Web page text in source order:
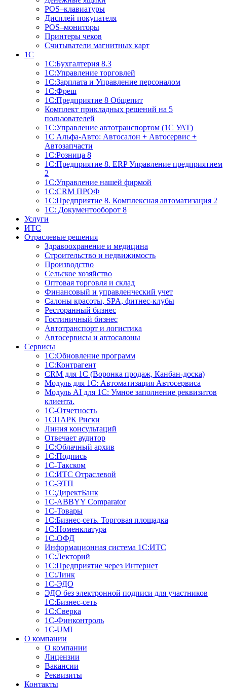
POS–клавиатуры
Дисплей покупателя
POS–мониторы
Принтеры чеков
Считыватели магнитных карт
1С
1С:Бухгалтерия 8.3
1С:Управление торговлей
1С:Зарплата и Управление персоналом
1С:Фреш
1С:Предприятие 8 Общепит
Комплект прикладных решений на 5
пользователей
1С:Управление автотранспортом (1С УАТ)
1С Альфа-Авто: Автосалон + Автосервис +
Автозапчасти
1С:Розница 8
1С:Предприятие 8. ERP Управление предприятием
2
1С:Управление нашей фирмой
1С:CRM ПРОФ
1С:Предприятие 8. Комплексная автоматизация 2
1С: Документооборот 8
Услуги
ИТС
Отраслевые решения
Здравоохранение и медицина
Строительство и недвижимость
Производство
Сельское хозяйство
Оптовая торговля и склад
Финансовый и управленческий учет
Салоны красоты, SPA, фитнес-клубы
Ресторанный бизнес
Гостиничный бизнес
Автотранспорт и логистика
Автосервисы и автосалоны
Сервисы
1С:Обновление программ
1С:Контрагент
CRM для 1С (Воронка продаж, Канбан-доска)
Модуль для 1С: Автоматизация Автосервиса
Модуль AI для 1С: Умное заполнение реквизитов
клиента.
1С-Отчетность
1СПАРК Риски
Линия консультаций
Отвечает аудитор
1С:Облачный архив
1С:Подпись
1С-Такском
1С:ИТС Отраслевой
1С-ЭТП
1С:ДиректБанк
1C-ABBYY Comparator
1С-Товары
1С:Бизнес-сеть. Торговая площадка
1С:Номенклатура
1С-ОФД
Информационная система 1С:ИТС
1С:Лекторий
1С:Предприятие через Интернет
1С:Линк
1С-ЭДО
ЭДО без электронной подписи для участников
1С:Бизнес-сеть
1С:Сверка
1С-Финконтроль
1C-UMI
О компании
О компании
Лицензии
Вакансии
Реквизиты
Контакты